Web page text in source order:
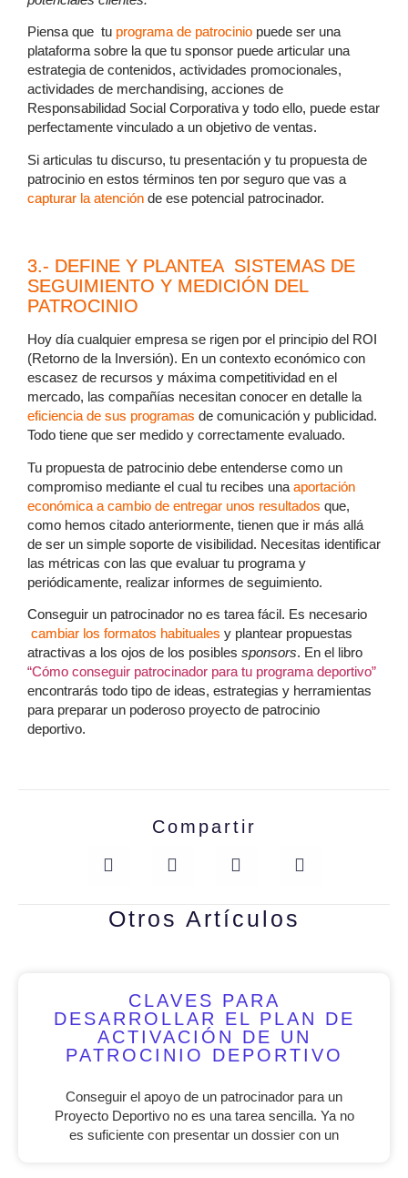
Piensa que tu programa de patrocinio puede ser una
plataforma sobre la que tu sponsor puede articular una
estrategia de contenidos, actividades promocionales,
actividades de merchandising, acciones de
Responsabilidad Social Corporativa y todo ello, puede estar
perfectamente vinculado a un objetivo de ventas.
Si articulas tu discurso, tu presentación y tu propuesta de
patrocinio en estos términos ten por seguro que vas a
capturar la atención de ese potencial patrocinador.
3.- DEFINE Y PLANTEA SISTEMAS DE
SEGUIMIENTO Y MEDICIÓN DEL
PATROCINIO
Hoy día cualquier empresa se rigen por el principio del ROI
(Retorno de la Inversión). En un contexto económico con
escasez de recursos y máxima competitividad en el
mercado, las compañías necesitan conocer en detalle la
eficiencia de sus programas de comunicación y publicidad.
Todo tiene que ser medido y correctamente evaluado.
Tu propuesta de patrocinio debe entenderse como un
compromiso mediante el cual tu recibes una aportación
económica a cambio de entregar unos resultados que,
como hemos citado anteriormente, tienen que ir más allá
de ser un simple soporte de visibilidad. Necesitas identificar
las métricas con las que evaluar tu programa y
periódicamente, realizar informes de seguimiento.
Conseguir un patrocinador no es tarea fácil. Es necesario
cambiar los formatos habituales y plantear propuestas
atractivas a los ojos de los posibles sponsors. En el libro
“Cómo conseguir patrocinador para tu programa deportivo”
encontrarás todo tipo de ideas, estrategias y herramientas
para preparar un poderoso proyecto de patrocinio
deportivo.
Compartir
Otros Artículos
CLAVES PARA
DESARROLLAR EL PLAN DE
ACTIVACIÓN DE UN
PATROCINIO DEPORTIVO
Conseguir el apoyo de un patrocinador para un
Proyecto Deportivo no es una tarea sencilla. Ya no
es suficiente con presentar un dossier con un